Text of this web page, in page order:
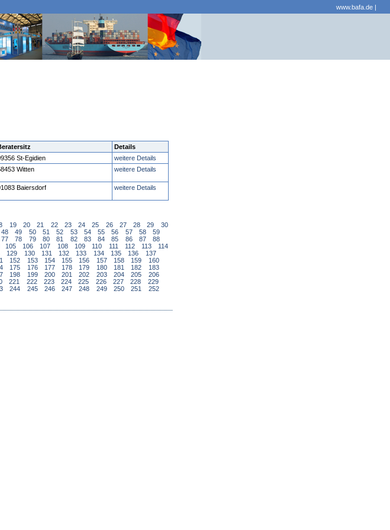
www.bafa.de |
Details
St-Egidien
weitere Details
Witten weitere Details
Baiersdorf weitere Details
19 20 21 22 23 24 25 26 27 28 29
30
48 49 50 51 52 53 54 55 56 57 58
59
77 78 79 80 81 82 83 84 85 86 87
88
105 106 107 108 109 110 111 112 113
114
129 130 131 132 133 134 135 136
137
152 153 154 155 156 157 158 159
160
175 176 177 178 179 180 181 182
183
198 199 200 201 202 203 204 205
206
221 222 223 224 225 226 227 228
229
244 245 246 247 248 249 250 251
252